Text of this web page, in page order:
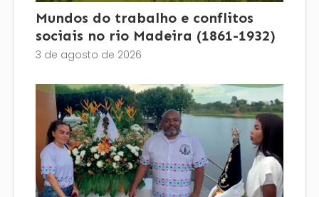
Mundos do trabalho e conflitos
sociais no rio Madeira (1861-1932)
3 de agosto de 2026